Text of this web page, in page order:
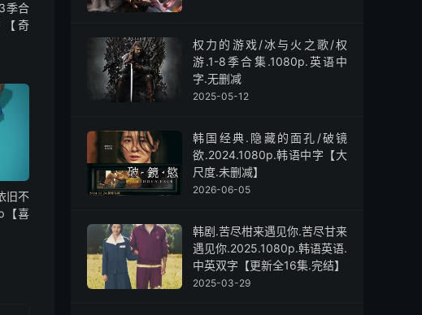
季合
奇
旧不
【喜
权力的游戏/冰与火之歌/权
游.1-8季合集.1080p.英语中
字.无删减
2025-05-12
韩国经典.隐藏的面孔/破镜
欲.2024.1080p.韩语中字【大
尺度.未删减】
2026-06-05
韩剧.苦尽柑来遇见你.苦尽甘来
遇见你.2025.1080p.韩语英语.
中英双字【更新全16集.完结】
2025-03-29